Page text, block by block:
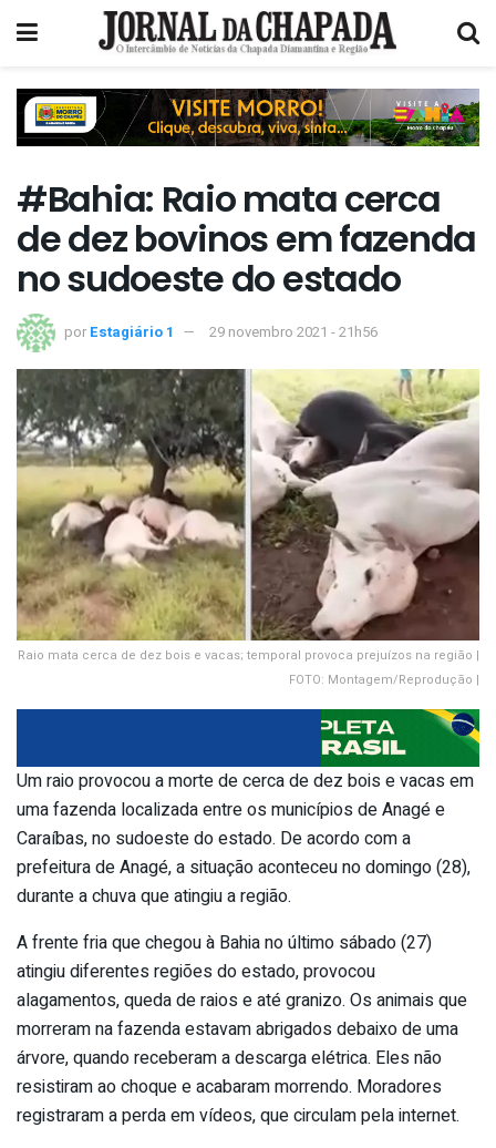
#Bahia: Raio mata cerca
de dez bovinos em fazenda
no sudoeste do estado
por Estagiário 1 29 novembro 2021 - 21h56
Raio mata cerca de dez bois e vacas; temporal provoca prejuízos na região |
FOTO: Montagem/Reprodução |
Um raio provocou a morte de cerca de dez bois e vacas em
uma fazenda localizada entre os municípios de Anagé e
Caraíbas, no sudoeste do estado. De acordo com a
prefeitura de Anagé, a situação aconteceu no domingo (28),
durante a chuva que atingiu a região.
A frente fria que chegou à Bahia no último sábado (27)
atingiu diferentes regiões do estado, provocou
alagamentos, queda de raios e até granizo. Os animais que
morreram na fazenda estavam abrigados debaixo de uma
árvore, quando receberam a descarga elétrica. Eles não
resistiram ao choque e acabaram morrendo. Moradores
registraram a perda em vídeos, que circulam pela internet.